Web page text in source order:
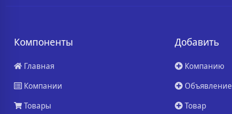
Компоненты
Главная
Компании
Товары
Добавить
Компанию
Объявление
Товар